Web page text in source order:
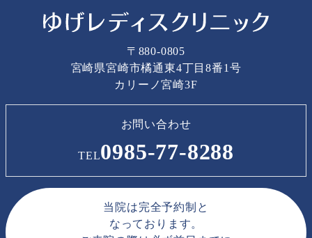
〒880-0805
宮崎県宮崎市橘通東4丁目8番1号
カリーノ宮崎3F
お問い合わせ
TEL0985-77-8288
当院は完全予約制と
なっております。